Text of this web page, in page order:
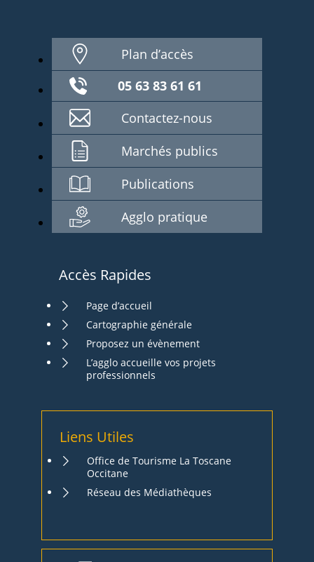
Plan d’accès
05 63 83 61 61
Contactez-nous
Marchés publics
Publications
Agglo pratique
Accès Rapides
Page d’accueil
Cartographie générale
Proposez un évènement
L’agglo accueille vos projets
professionnels
Liens Utiles
Office de Tourisme La Toscane
Occitane
Réseau des Médiathèques